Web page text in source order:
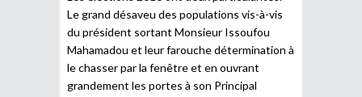
Le grand désaveu des populations vis-à-vis
du président sortant Monsieur Issoufou
Mahamadou et leur farouche détermination à
le chasser par la fenêtre et en ouvrant
grandement les portes à son Principal